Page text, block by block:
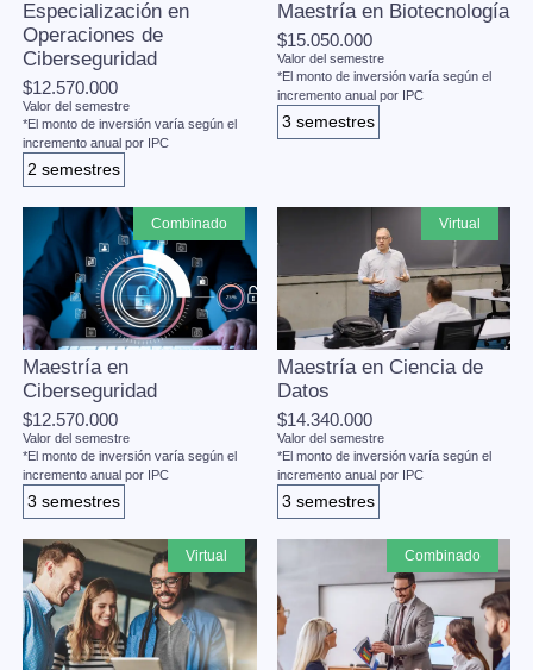
Especialización en
Operaciones de
Ciberseguridad
$12.570.000
Valor del semestre
*El monto de inversión varía según el
incremento anual por IPC
2 semestres
Maestría en Biotecnología
$15.050.000
Valor del semestre
*El monto de inversión varía según el
incremento anual por IPC
3 semestres
combinado
Maestría en
Ciberseguridad
$12.570.000
Valor del semestre
*El monto de inversión varía según el
incremento anual por IPC
3 semestres
virtual
Maestría en Ciencia de
Datos
$14.340.000
Valor del semestre
*El monto de inversión varía según el
incremento anual por IPC
3 semestres
virtual combinado